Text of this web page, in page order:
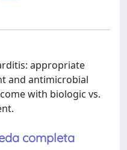
appropriate
and antimicrobial
with biologic vs.
completa